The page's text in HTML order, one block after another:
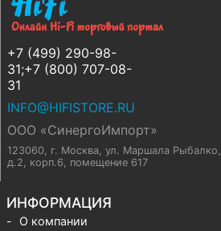
+7 (499) 290-98-
31;+7 (800) 707-08-
31
INFO@HIFISTORE.RU
ООО «СинергоИмпорт»
123060, г. Москва, ул. Маршала Рыбалко,
д.2, корп.6, помещение 617
ИНФОРМАЦИЯ
О компании